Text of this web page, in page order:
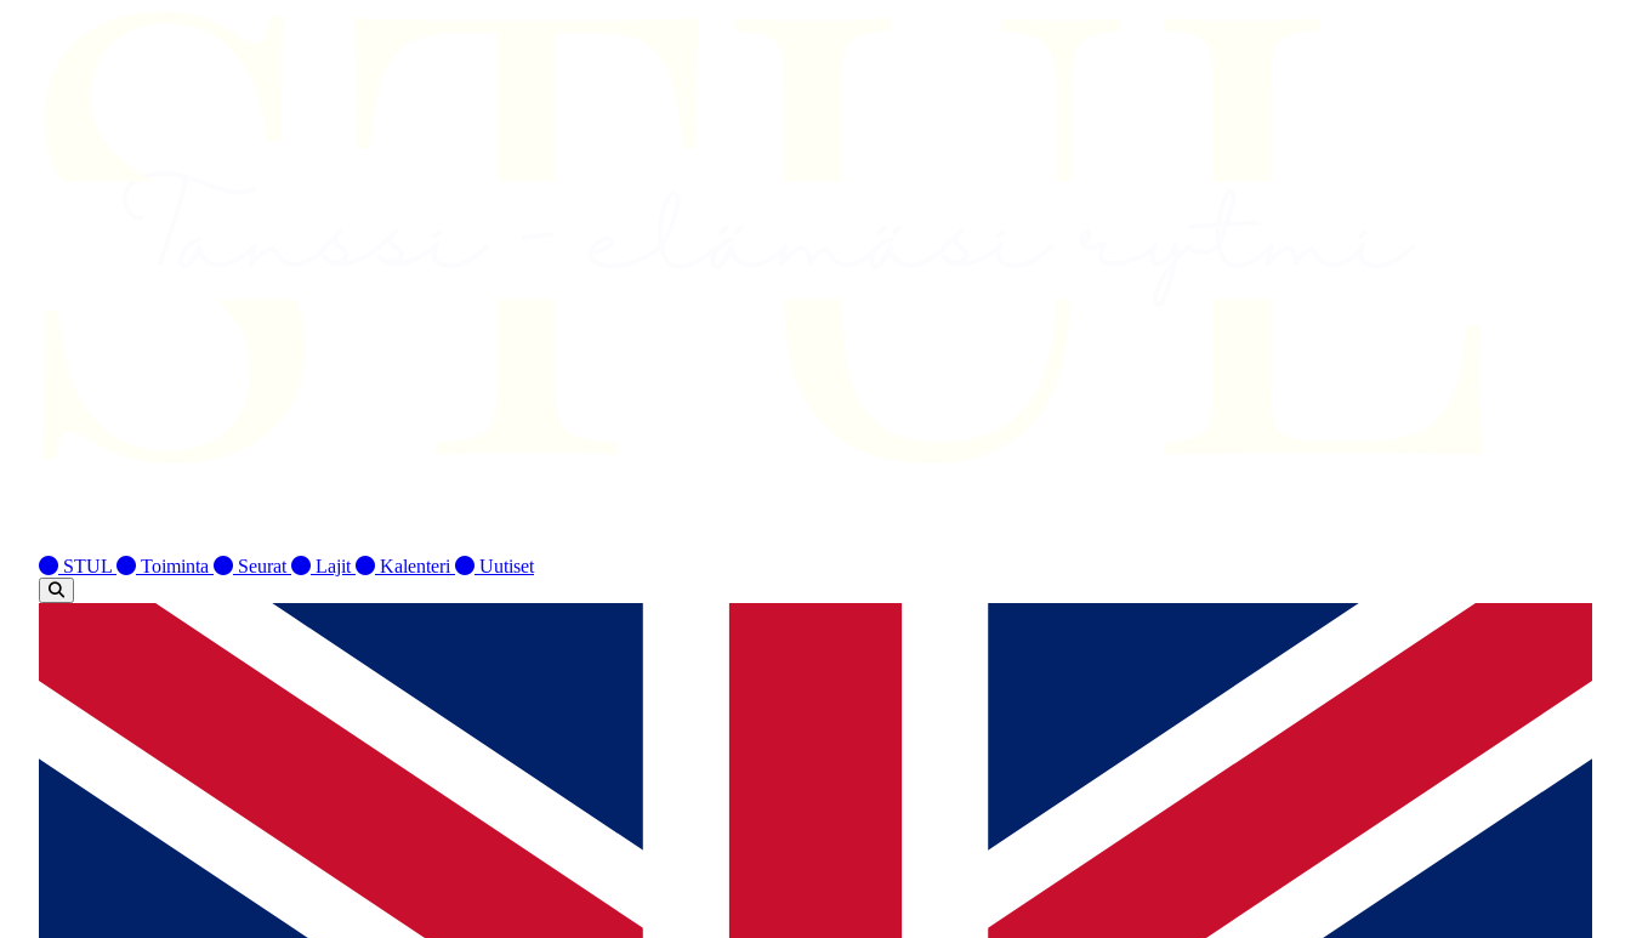
STUL Toiminta Seurat Lajit Kalenteri Uutiset